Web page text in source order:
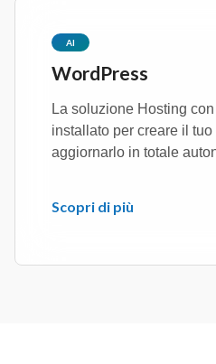
AI
WordPress
La soluzione Hosting
installato per creare il
aggiornarlo in totale
Scopri di più